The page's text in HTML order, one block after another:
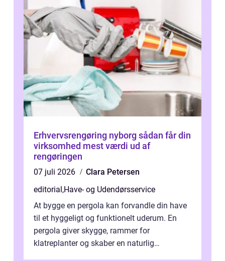
Erhvervsrengøring nyborg sådan får din
virksomhed mest værdi ud af
rengøringen
07 juli 2026
Clara Petersen
editorial ,Have- og Udendørsservice
At bygge en pergola kan forvandle din have
til et hyggeligt og funktionelt uderum. En
pergola giver skygge, rammer for
klatreplanter og skaber en naturlig